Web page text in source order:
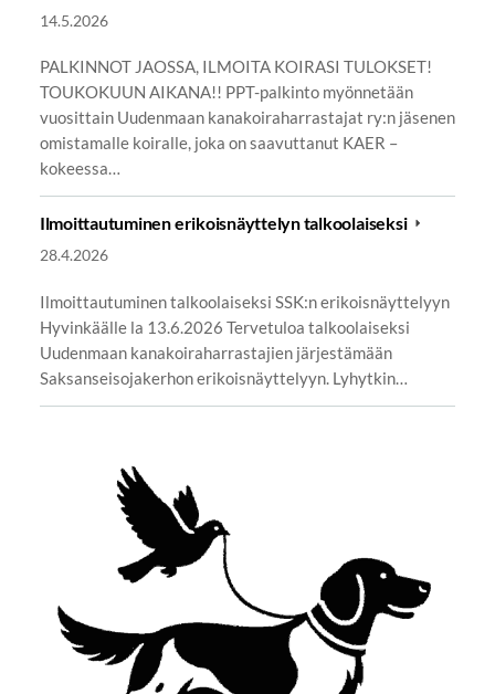
14.5.2026
PALKINNOT JAOSSA, ILMOITA KOIRASI TULOKSET!
TOUKOKUUN AIKANA!! PPT-palkinto myönnetään
vuosittain Uudenmaan kanakoiraharrastajat ry:n jäsenen
omistamalle koiralle, joka on saavuttanut KAER –
kokeessa…
Ilmoittautuminen erikoisnäyttelyn talkoolaiseksi
28.4.2026
Ilmoittautuminen talkoolaiseksi SSK:n erikoisnäyttelyyn
Hyvinkäälle la 13.6.2026 Tervetuloa talkoolaiseksi
Uudenmaan kanakoiraharrastajien järjestämään
Saksanseisojakerhon erikoisnäyttelyyn. Lyhytkin…